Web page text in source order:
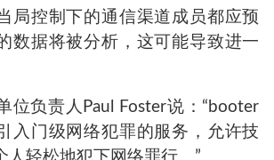
局控制下的通信渠道成员都应预
数据将被分析，这可能导致进一
位负责人Paul Foster说：“booter
入门级网络犯罪的服务，允许技